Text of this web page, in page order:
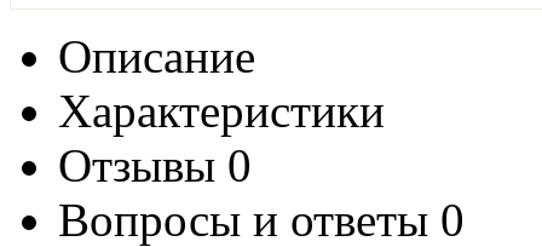
Описание
Характеристики
Отзывы 0
Вопросы и ответы 0